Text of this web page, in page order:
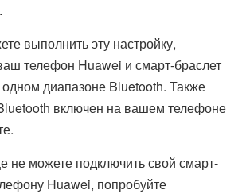
выполнить эту настройку,
телефон Huawei и смарт-браслет
диапазоне Bluetooth. Также
включен на вашем телефоне
не можете подключить свой смарт-
Huawei, попробуйте